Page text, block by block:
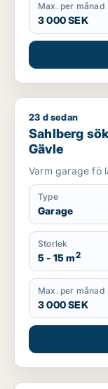
Max. per månad
3 000 SEK
Sahlberg söker
23 d sedan
Sahlberg
Gävle
Varm garage fö
Type
Garage
Storlek
5 - 15 m2
Max. per månad
3 000 SEK